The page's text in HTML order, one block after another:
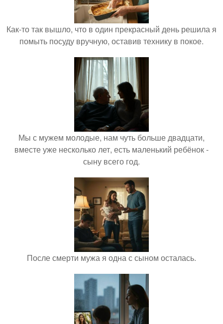
Как-то так вышло, что в один прекрасный день решила я
помыть посуду вручную, оставив технику в покое.
Мы с мужем молодые, нам чуть больше двадцати,
вместе уже несколько лет, есть маленький ребёнок -
сыну всего год.
После смерти мужа я одна с сыном осталась.